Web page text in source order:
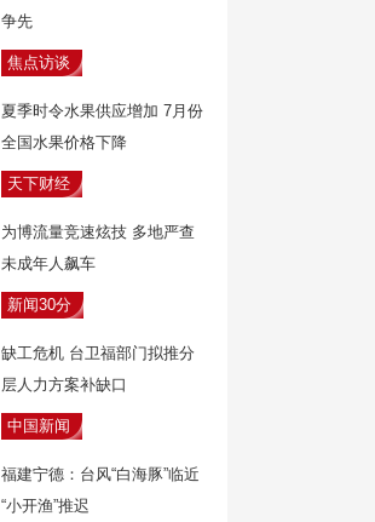
争先
焦点访谈
夏季时令水果供应增加 7月份
全国水果价格下降
天下财经
为博流量竞速炫技 多地严查
未成年人飙车
新闻30分
缺工危机 台卫福部门拟推分
层人力方案补缺口
中国新闻
福建宁德：台风“白海豚”临近
“小开渔”推迟